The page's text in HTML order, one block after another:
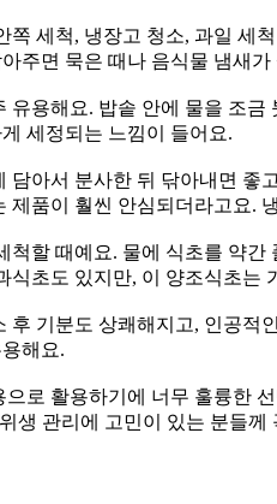
세척, 냉장고 청소, 과일 세
주면 묵은 때나 음식물 냄새
용해요. 밥솥 안에 물을 조
세정되는 느낌이 들어요.
아서 분사한 뒤 닦아내면
품이 훨씬 안심되더라고요.
할 때예요. 물에 식초를 약
초도 있지만, 이 양조식초는
기분도 상쾌해지고, 인공
해요.
로 활용하기에 너무 훌륭한
생 관리에 고민이 있는 분들